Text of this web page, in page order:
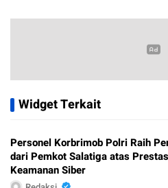
Widget Terkait
Personel Korbrimob Polri Raih
dari Pemkot Salatiga atas
Keamanan Siber